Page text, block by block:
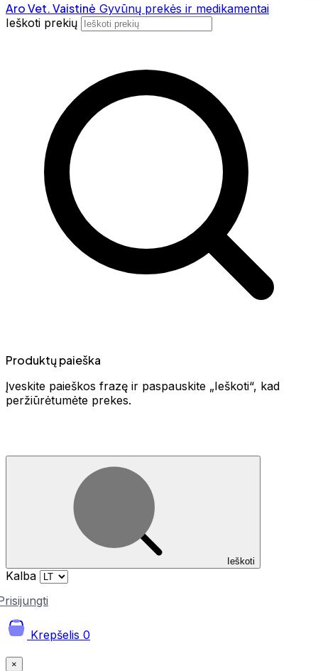
Aro Vet. Vaistinė Gyvūnų prekės ir medikamentai
Ieškoti prekių
Produktų paieška
Įveskite paieškos frazę ir paspauskite „Ieškoti“, kad
peržiūrėtumėte prekes.
Ieškoti
Kalba
Krepšelis 0
×